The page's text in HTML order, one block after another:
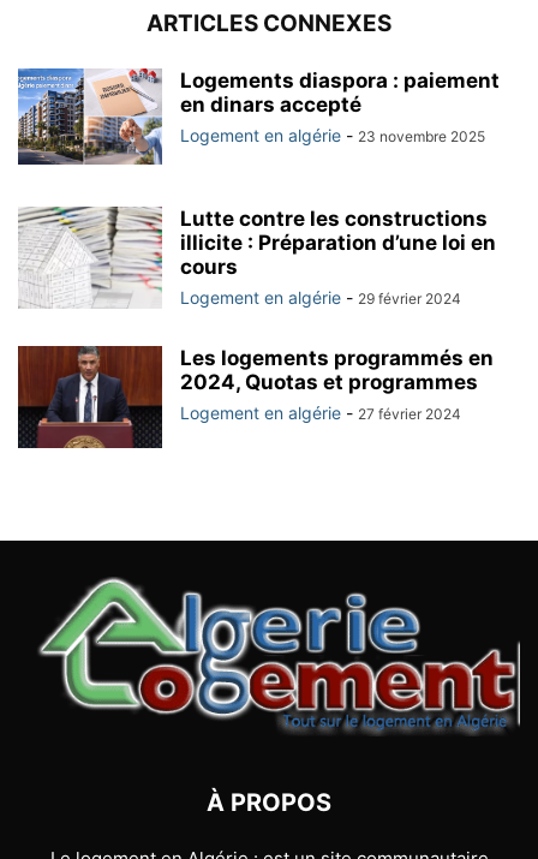
ARTICLES CONNEXES
Logements diaspora : paiement
en dinars accepté
Logement en algérie - 23 novembre 2025
Lutte contre les constructions
illicite : Préparation d’une loi en
cours
Logement en algérie - 29 février 2024
Les logements programmés en
2024, Quotas et programmes
Logement en algérie - 27 février 2024
À PROPOS